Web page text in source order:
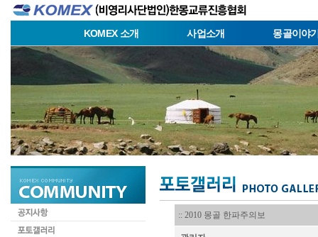
KOMEX 소개 사업소개 몽골이야
:: 2010 몽골 한파주의보